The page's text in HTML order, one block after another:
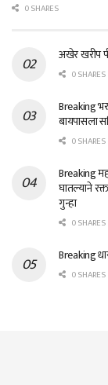
0 SHARES
अखेर खरीप
0 SHARES
Breaking
बायपासला
0 SHARES
Breaking
घातल्याने
गुन्हा
0 SHARES
Breaking
0 SHARES